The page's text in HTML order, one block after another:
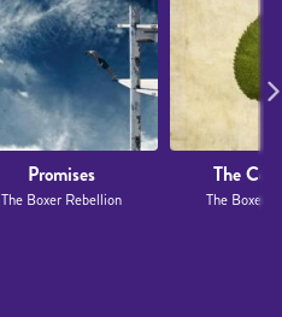
Promises
The Boxer Rebellion
The
The Boxer